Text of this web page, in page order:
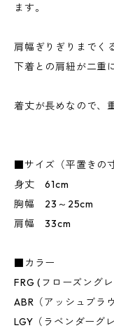
ます。
肩幅ぎりぎりまでく
下着との肩紐が二重
着丈が長めなので、
■サイズ（平置きの
身丈 61cm
胸幅 23～25cm
肩幅 33cm
■カラー
FRG (フローズングレ
ABR（アッシュブラウ
LGY（ラベンダーグレ